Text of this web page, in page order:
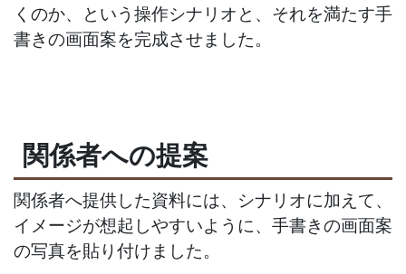
くのか、という操作シナリオと、それを満たす手
書きの画面案を完成させました。
関係者への提案
関係者へ提供した資料には、シナリオに加えて、
イメージが想起しやすいように、手書きの画面案
の写真を貼り付けました。